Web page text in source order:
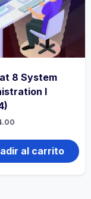
8 System
I
al carrito